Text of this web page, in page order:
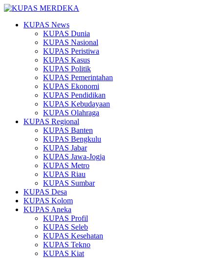
KUPAS News
KUPAS Dunia
KUPAS Nasional
KUPAS Peristiwa
KUPAS Kasus
KUPAS Politik
KUPAS Pemerintahan
KUPAS Ekonomi
KUPAS Pendidikan
KUPAS Kebudayaan
KUPAS Olahraga
KUPAS Regional
KUPAS Banten
KUPAS Bengkulu
KUPAS Jabar
KUPAS Jawa-Jogja
KUPAS Metro
KUPAS Riau
KUPAS Sumbar
KUPAS Desa
KUPAS Kolom
KUPAS Aneka
KUPAS Profil
KUPAS Seleb
KUPAS Kesehatan
KUPAS Tekno
KUPAS Kiat